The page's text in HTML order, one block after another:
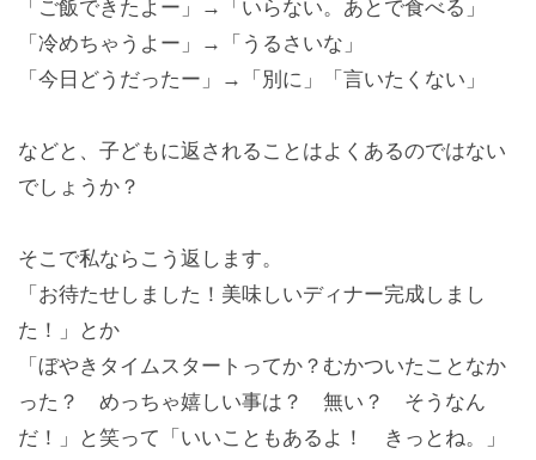
「ご飯できたよー」→「いらない。あとで食べる」
「冷めちゃうよー」→「うるさいな」
「今日どうだったー」→「別に」「言いたくない」
などと、子どもに返されることはよくあるのではない
でしょうか？
そこで私ならこう返します。
「お待たせしました！美味しいディナー完成しまし
た！」とか
「ぼやきタイムスタートってか？むかついたことなか
った？ めっちゃ嬉しい事は？ 無い？ そうなん
だ！」と笑って「いいこともあるよ！ きっとね。」